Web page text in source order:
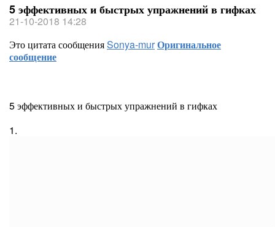
5 эффективных и быстрых упражнений в гифках
21-10-2018 14:28
Это цитата сообщенияSonya-murОригинальное
сообщение
5 эффективных и быстрых упражнений в гифках
1.